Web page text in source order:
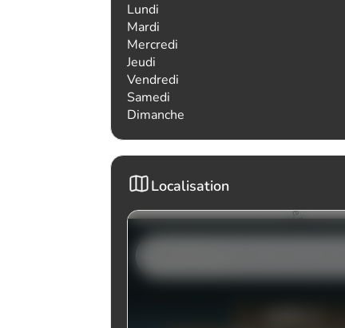
Lundi
Mardi
Mercredi
Jeudi
Vendredi
Samedi
Dimanche
Localisation